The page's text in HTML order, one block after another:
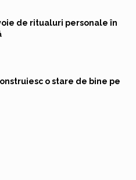
de ritualuri personale în
o stare de bine pe